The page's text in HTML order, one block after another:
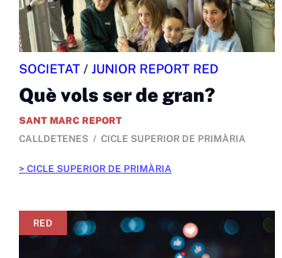
SOCIETAT / JUNIOR REPORT RED
Què vols ser de gran?
SANT MARC REPORT
CALLDETENES
CICLE SUPERIOR DE PRIMÀRIA
CICLE SUPERIOR DE PRIMÀRIA
RED